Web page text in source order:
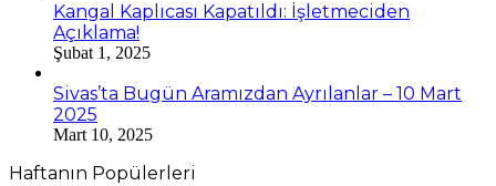
Kangal Kaplıcası Kapatıldı: İşletmeciden
Açıklama!
Şubat 1, 2025
Sivas’ta Bugün Aramızdan Ayrılanlar – 10 Mart
2025
Mart 10, 2025
Haftanın Popülerleri